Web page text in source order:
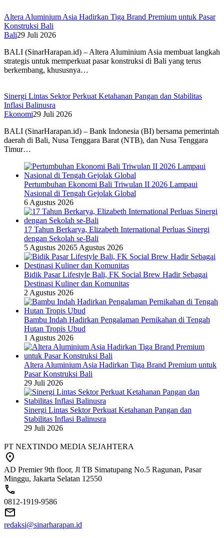
Altera Aluminium Asia Hadirkan Tiga Brand Premium untuk Pasar
Konstruksi Bali
Bali29 Juli 2026
BALI (SinarHarapan.id) – Altera Aluminium Asia membuat langkah
strategis untuk memperkuat pasar konstruksi di Bali yang terus
berkembang, khususnya…
Sinergi Lintas Sektor Perkuat Ketahanan Pangan dan Stabilitas
Inflasi Balinusra
Ekonomi29 Juli 2026
BALI (SinarHarapan.id) – Bank Indonesia (BI) bersama pemerintah
daerah di Bali, Nusa Tenggara Barat (NTB), dan Nusa Tenggara
Timur…
Pertumbuhan Ekonomi Bali Triwulan II 2026 Lampaui
Nasional di Tengah Gejolak Global
6 Agustus 2026
17 Tahun Berkarya, Elizabeth International Perluas Sinergi
dengan Sekolah se-Bali
5 Agustus 20265 Agustus 2026
Bidik Pasar Lifestyle Bali, FK Social Brew Hadir Sebagai
Destinasi Kuliner dan Komunitas
2 Agustus 2026
Bambu Indah Hadirkan Pengalaman Pernikahan di Tengah
Hutan Tropis Ubud
1 Agustus 2026
Altera Aluminium Asia Hadirkan Tiga Brand Premium untuk
Pasar Konstruksi Bali
29 Juli 2026
Sinergi Lintas Sektor Perkuat Ketahanan Pangan dan
Stabilitas Inflasi Balinusra
29 Juli 2026
PT NEXTINDO MEDIA SEJAHTERA
AD Premier 9th floor, Jl TB Simatupang No.5 Ragunan, Pasar
Minggu, Jakarta Selatan 12550
0812-1919-9586
redaksi@sinarharapan.id